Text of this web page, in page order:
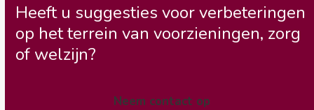
Heeft u suggesties voor verbeteringen
op het terrein van voorzieningen, zorg
of welzijn?
Neem contact op